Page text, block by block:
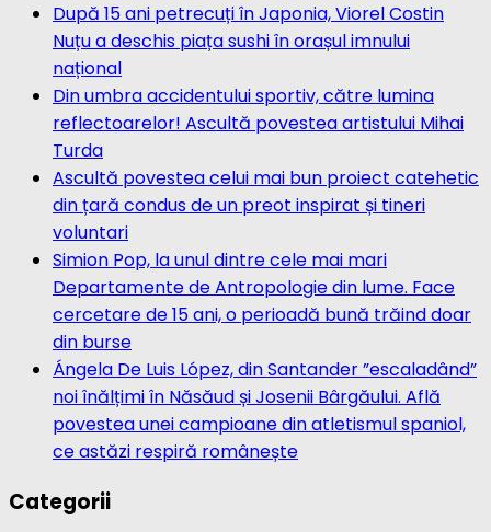
După 15 ani petrecuți în Japonia, Viorel Costin
Nuțu a deschis piața sushi în orașul imnului
național
Din umbra accidentului sportiv, către lumina
reflectoarelor! Ascultă povestea artistului Mihai
Turda
Ascultă povestea celui mai bun proiect catehetic
din țară condus de un preot inspirat și tineri
voluntari
Simion Pop, la unul dintre cele mai mari
Departamente de Antropologie din lume. Face
cercetare de 15 ani, o perioadă bună trăind doar
din burse
Ángela De Luis López, din Santander ”escaladând”
noi înălțimi în Năsăud și Josenii Bârgăului. Află
povestea unei campioane din atletismul spaniol,
ce astăzi respiră românește
Categorii